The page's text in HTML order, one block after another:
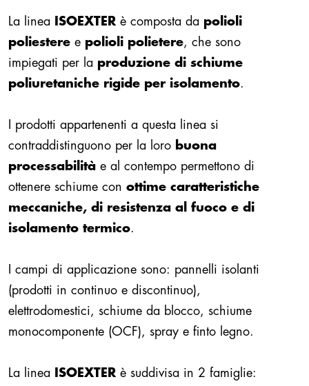
La linea ISOEXTER è composta da polioli
poliestere e polioli polietere, che sono
impiegati per la produzione di schiume
poliuretaniche rigide per isolamento.
I prodotti appartenenti a questa linea si
contraddistinguono per la loro buona
processabilità e al contempo permettono di
ottenere schiume con ottime caratteristiche
meccaniche, di resistenza al fuoco e di
isolamento termico.
I campi di applicazione sono: pannelli isolanti
(prodotti in continuo e discontinuo),
elettrodomestici, schiume da blocco, schiume
monocomponente (OCF), spray e finto legno.
La linea ISOEXTER è suddivisa in 2 famiglie: